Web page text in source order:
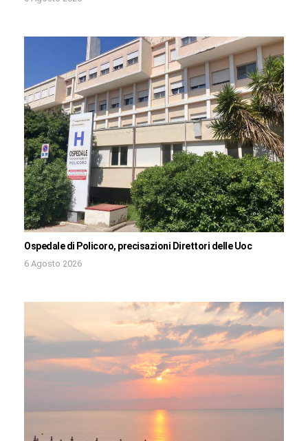
Ospedale di Policoro, precisazioni Direttori delle Uoc
6 Agosto 2026